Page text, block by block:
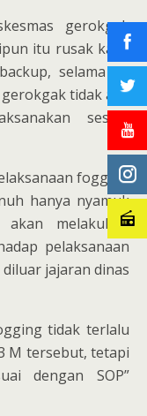
gerokgak
itu rusak kami
selama ini
tidak ada
sesuai
fogging
hanya nyamuk
akan melakukan
pelaksanaan
jajaran dinas
tidak terlalu
M tersebut, tetapi
dengan SOP”